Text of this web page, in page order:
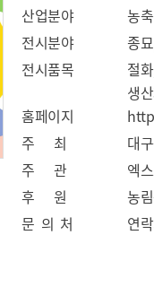
산업분야
농
전시분야
종
전시품목
절
생
홈페이지
주 최
대
주 관
엑
후 원
농
문 의 처
연